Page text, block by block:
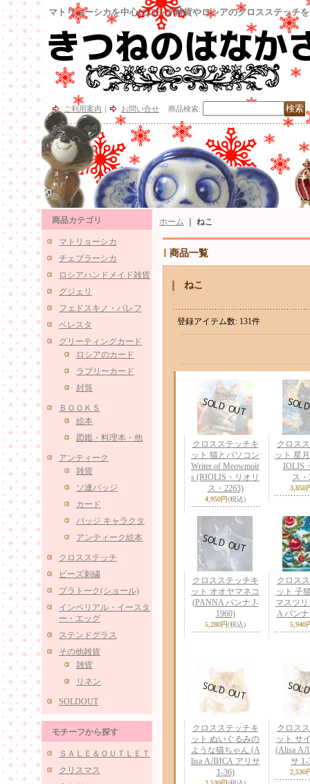
マトリョーシカを中心にロシア雑貨やロシアのクロスステッチ
ご利用案内 ｜ お問い合せ 商品検索:
商品カテゴリ
マトリョーシカ
チェブラーシカ
ロシアハンドメイド雑貨
グジェリ
フェドスキノ・パレフ
ベレスタ
グリーティングカード
ロシアのカード
ラブリーカード
封筒
ＢＯＯＫＳ
絵本
図鑑・料理本・他
アンティーク
雑貨
ソ連バッジ
カード
バッジ キャラクタ
アンティーク絵本
クロスステッチ
ビーズ刺繍
プラトーク(ショール)
インペリアル・イースタ
ー・エッグ
ステンドグラス
その他雑貨
雑貨
リネン
SOLDOUT
モチーフから探す
ＳＡＬＥ＆ＯＵＴＬＥＴ
クリスマス
ホーム ねこ
商品一覧
ねこ
登録アイテム数: 131件
クロスステッチキ
ット 猫とパソコン
Writer of Meowmoir
s (RIOLIS・リオリ
ス・2263)
4,950円(税込)
クロス
ット 星
IOLIS
ス・
3,850
クロスステッチキ
ット オオヤマネコ
(PANNA パンナ J-
1960)
5,280円(税込)
クロス
ット 子
マスツ
A パンナ
5,940
クロスステッチキ
ット ぬいぐるみの
ような猫ちゃん (A
lisa АЛИСА アリサ
1-36)
クロス
ット サ
(Alisa
サ 1-
2,530